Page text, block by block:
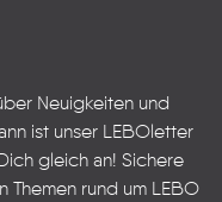
Neuigkeiten und
ist unser LEBOletter
gleich an! Sichere
Themen rund um LEBO